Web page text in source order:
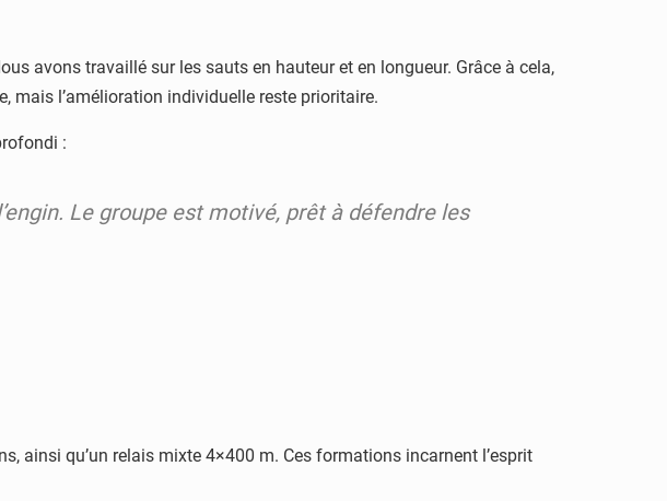
avons travaillé sur les sauts en hauteur et en longueur. Grâce à cela,
mais l’amélioration individuelle reste prioritaire.
:
Le groupe est motivé, prêt à défendre les
ainsi qu’un relais mixte 4×400 m. Ces formations incarnent l’esprit